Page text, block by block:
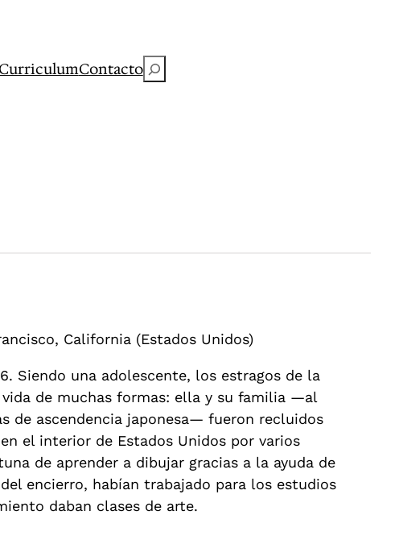
ContactoBuscar
California (Estados Unidos)
Siendo una adolescente, los estragos de la
vida de muchas formas: ella y su familia —al
de ascendencia japonesa— fueron recluidos
el interior de Estados Unidos por varios
de aprender a dibujar gracias a la ayuda de
encierro, habían trabajado para los estudios
daban clases de arte.